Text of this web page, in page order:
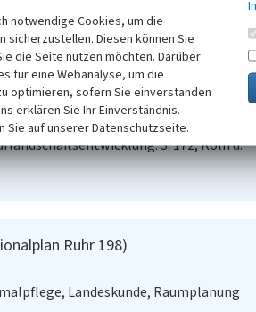
04.04.2016)
Lippe (Hrsg.) (2014) Fachbeitrag
S. 172, Köln u.
Ruhr 198)
Landeskunde, Raumplanung
notwendige Cookies, um die
Diesen können Sie
die Seite nutzen möchten. Darüber
für eine Webanalyse, um die
optimieren, sofern Sie einverstanden
erklären Sie Ihr Einverständnis.
Sie auf unserer Datenschutzseite.